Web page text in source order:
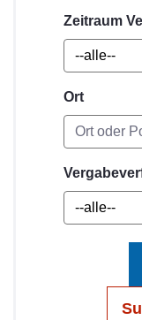
Zeitraum
Ort